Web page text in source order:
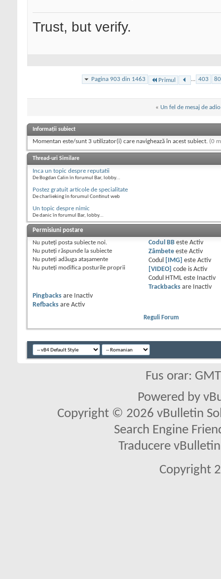
Trust, but verify.
Pagina 903 din 1463 Primul 403
« Un fel de mesaj de adio
Informații subiect
Momentan este/sunt 3 utilizator(i) care navighează în acest subiect. (0
Thread-uri Similare
Inca un topic despre reputatii
De Bogdan Calin în forumul Bar, lobby...
Postez gratuit articole de specialitate
De charlieking în forumul Continut web
Un topic despre nimic
De danic în forumul Bar, lobby...
Permisiuni postare
Nu puteţi posta subiecte noi.
Nu puteţi răspunde la subiecte
Nu puteţi adăuga ataşamente
Nu puteţi modifica posturile proprii
Codul BBeste Activ
Zâmbeteeste Activ
Codul
[IMG] este Activ
[VIDEO] code is Activ
Codul HTML este
Inactiv
Trackbacksare
Inactiv
Pingbacks are
Inactiv
Refbacks are Activ
Reguli Forum
Fus orar:
Powered by
Copyright © 2026 vBulletin
Search Engine
Traducere
Copyright